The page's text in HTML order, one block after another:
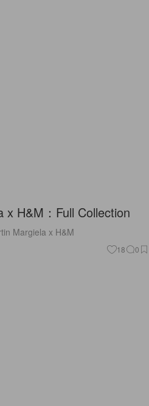
H&M：Full Collection
Margiela x H&M
18 0